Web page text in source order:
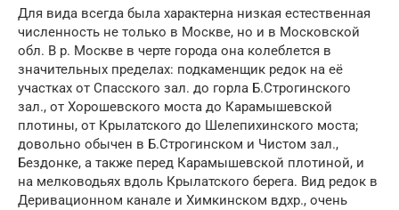
Для вида всегда была характерна низкая естественная
численность не только в Москве, но и в Московской
обл. В р. Москве в черте города она колеблется в
значительных пределах: подкаменщик редок на её
участках от Спасского зал. до горла Б.Строгинского
зал., от Хорошевского моста до Карамышевской
плотины, от Крылатского до Шелепихинского моста;
довольно обычен в Б.Строгинском и Чистом зал.,
Бездонке, а также перед Карамышевской плотиной, и
на мелководьях вдоль Крылатского берега. Вид редок в
Деривационном канале и Химкинском вдхр., очень